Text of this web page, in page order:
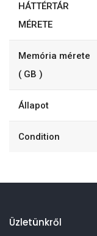
HÁTTÉRTÁR
MÉRETE
Memória mérete
( GB )
Állapot
Condition
Üzletünkről